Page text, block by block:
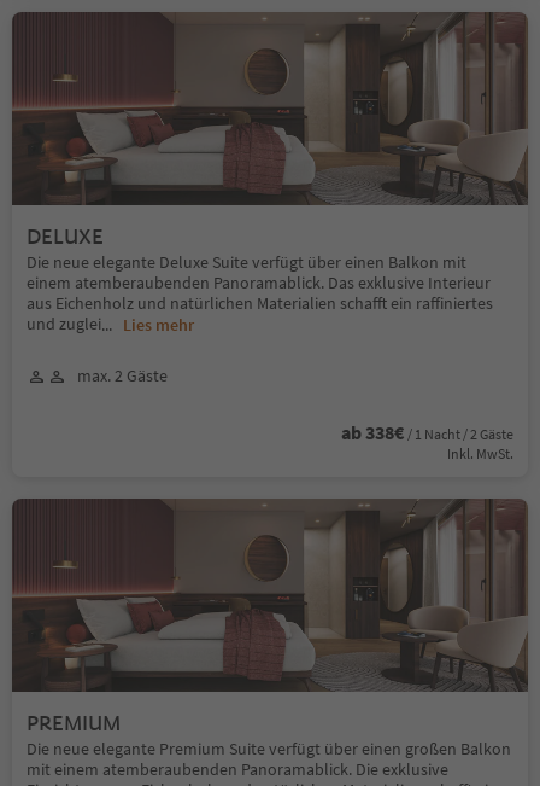
DELUXE
Die neue elegante Deluxe Suite verfügt über einen Balkon mit
einem atemberaubenden Panoramablick. Das exklusive Interieur
aus Eichenholz und natürlichen Materialien schafft ein raffiniertes
und zuglei... Lies mehr
max. 2 Gäste
ab 338€ / 1 Nacht / 2 Gäste
Inkl. MwSt.
PREMIUM
Die neue elegante Premium Suite verfügt über einen großen Balkon
mit einem atemberaubenden Panoramablick. Die exklusive